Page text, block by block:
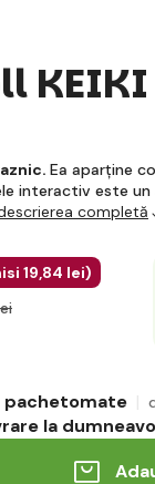
KEIKI
Ea aparține
interactiv este
completă
19,84 lei)
pachetomate
la